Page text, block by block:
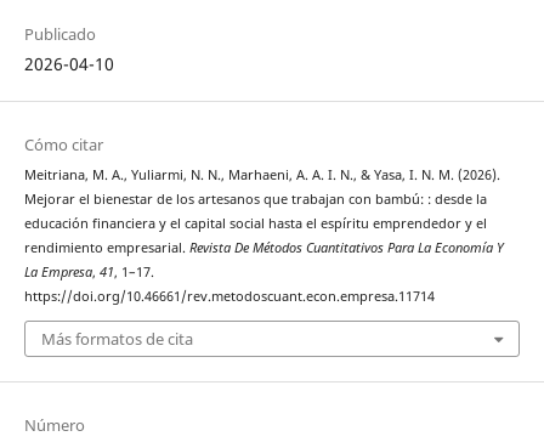
Publicado
2026-04-10
Cómo citar
Meitriana, M. A., Yuliarmi, N. N., Marhaeni, A. A. I. N., & Yasa, I. N. M. (2026).
Mejorar el bienestar de los artesanos que trabajan con bambú: : desde la
educación financiera y el capital social hasta el espíritu emprendedor y el
rendimiento empresarial. Revista De Métodos Cuantitativos Para La Economía Y
La Empresa, 41, 1–17.
https://doi.org/10.46661/rev.metodoscuant.econ.empresa.11714
Más formatos de cita
Número